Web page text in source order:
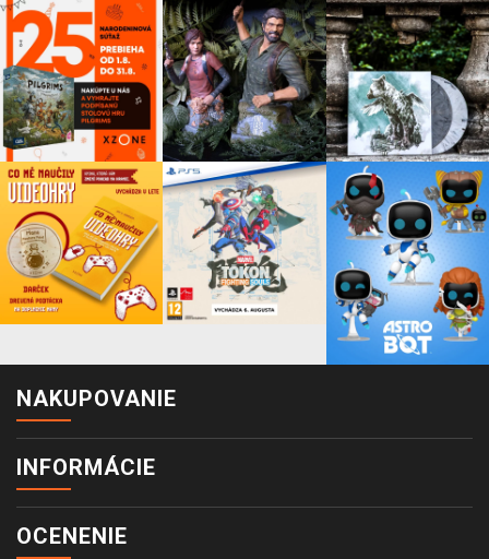
NAKUPOVANIE
INFORMÁCIE
OCENENIE